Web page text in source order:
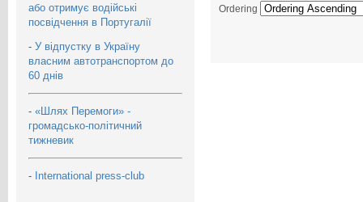
або отримує водійські
посвідчення в Португалії
- У відпустку в Україну
власним автотранспортом до
60 днів
- «Шлях Перемоги» -
громадсько-політичний
тижневик
- International press-club
Ordering